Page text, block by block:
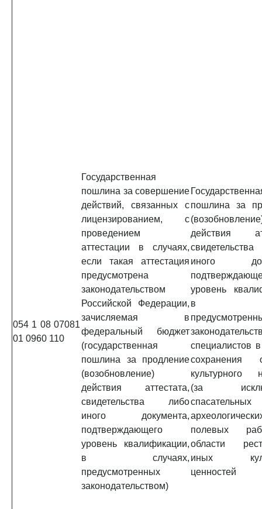
054 1 08 07081
01 0960 110
Государственная
пошлина за совершение
действий, связанных с
лицензированием, с
проведением
аттестации в случаях,
если такая аттестация
предусмотрена
законодательством
Российской Федерации,
зачисляемая в
федеральный бюджет
(государственная
пошлина за продление
(возобновление)
действия аттестата,
свидетельства либо
иного документа,
подтверждающего
уровень квалификации,
в случаях,
предусмотренных
законодательством)
пошлина за
действия
иного
уровень
в
специалистов
сохранения
культурного
(за
спасательных
полевых
области
иных
ценностей